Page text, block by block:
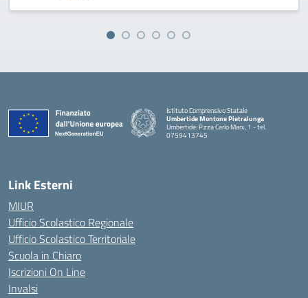
Istituto Comprensivo Statale
Umbertide Montone Pietralunga
Umbertide: P.zza Carlo Marx, 1 - tel.
0759413745
Link Esterni
MIUR
Ufficio Scolastico Regionale
Ufficio Scolastico Territoriale
Scuola in Chiaro
Iscrizioni On Line
Invalsi